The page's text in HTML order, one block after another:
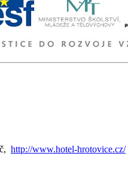
http://www.hotel-hrotovice.cz/